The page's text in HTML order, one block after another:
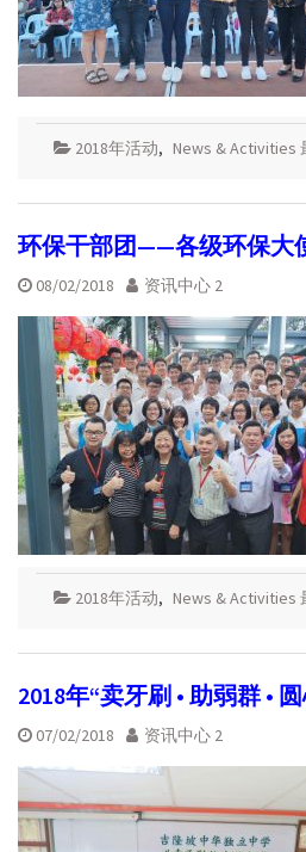
2018年活动, News & Activities
环保干部团——各级环保大
08/02/2018 资讯中心 2
2018年活动, News & Activities
2018年“卖牙刷 • 助弱群 •
07/02/2018 资讯中心 2